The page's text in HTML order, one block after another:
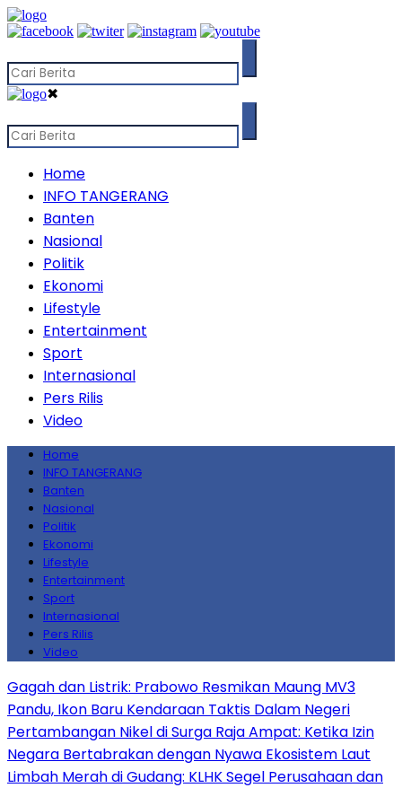
✖
Home
INFO TANGERANG
Banten
Nasional
Politik
Ekonomi
Lifestyle
Entertainment
Sport
Internasional
Pers Rilis
Video
Home
INFO TANGERANG
Banten
Nasional
Politik
Ekonomi
Lifestyle
Entertainment
Sport
Internasional
Pers Rilis
Video
Gagah dan Listrik: Prabowo Resmikan Maung MV3
Pandu, Ikon Baru Kendaraan Taktis Dalam Negeri
Pertambangan Nikel di Surga Raja Ampat: Ketika Izin
Negara Bertabrakan dengan Nyawa Ekosistem Laut
Limbah Merah di Gudang: KLHK Segel Perusahaan dan